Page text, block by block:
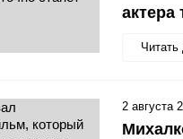
актера
2 августа